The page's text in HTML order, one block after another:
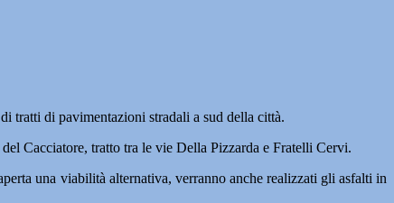
di pavimentazioni stradali a sud della città.
Cacciatore, tratto tra le vie Della Pizzarda e Fratelli Cervi.
una viabilità alternativa, verranno anche realizzati gli asfalti in